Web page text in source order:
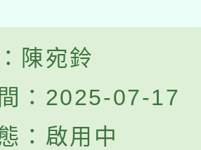
陳宛鈴
：2025-07-17
：啟用中